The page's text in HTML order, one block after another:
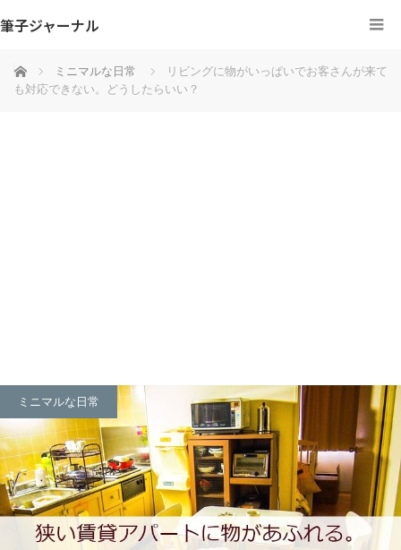
筆子ジャーナル
ホーム ミニマルな日常
リビングに物がいっぱいでお客さんが来て
も対応できない。どうしたらいい？
ミニマルな日常